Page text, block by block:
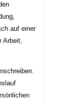
auf einer
Arbeit,